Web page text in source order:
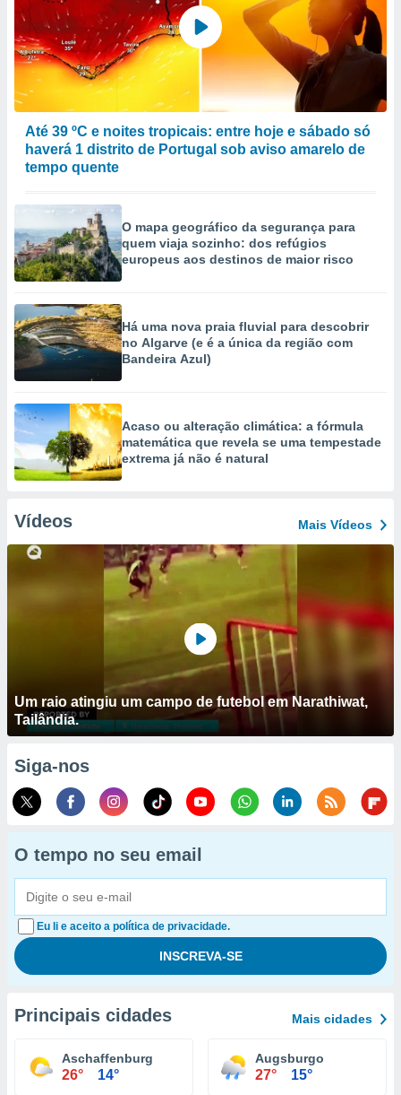
Até 39 ºC e noites tropicais: entre hoje e sábado só
haverá 1 distrito de Portugal sob aviso amarelo de
tempo quente
O mapa geográfico da segurança para
quem viaja sozinho: dos refúgios
europeus aos destinos de maior risco
Há uma nova praia fluvial para descobrir
no Algarve (e é a única da região com
Bandeira Azul)
Acaso ou alteração climática: a fórmula
matemática que revela se uma tempestade
extrema já não é natural
Vídeos Mais Vídeos
Um raio atingiu um campo de futebol em Narathiwat,
Tailândia.
Siga-nos
O tempo no seu email
Eu li e aceito a política de privacidade.
Principais cidades Mais cidades
Aschaffenburg
26° 14°
Augsburgo
27° 15°